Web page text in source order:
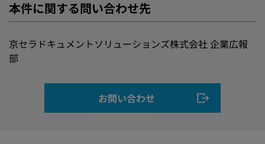
本件に関する問い合わせ先
京セラドキュメントソリューションズ株式会社 企業広報
部
お問い合わせ